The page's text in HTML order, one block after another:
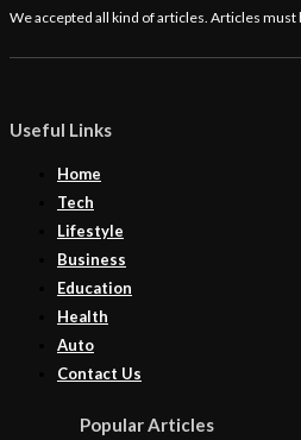
We accepted all kind of articles. Articles
Useful Links
Home
Tech
Lifestyle
Business
Education
Health
Auto
Contact Us
Popular Articles